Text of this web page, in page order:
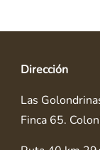
Dirección
Las
Finca 65.